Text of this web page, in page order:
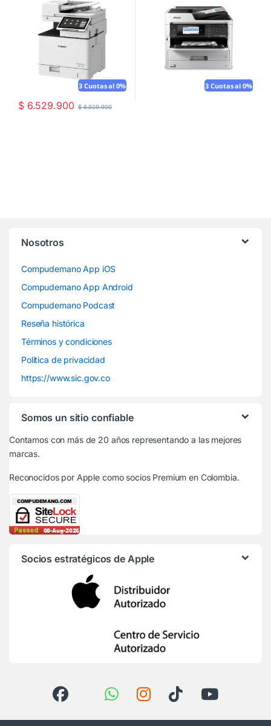
3 Cuotas al 0%
$6.529.900 $6.929.900
3 Cuotas al 0%
Nosotros
Compudemano App iOS
Compudemano App Android
Compudemano Podcast
Reseña histórica
Términos y condiciones
Política de privacidad
https://www.sic.gov.co
Somos un sitio confiable
Contamos con más de 20 años representando a las mejores
marcas.
Reconocidos por Apple como socios Premium en Colombia.
Socios estratégicos de Apple